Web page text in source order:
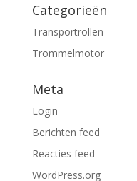
Categorieën
Transportrollen
Trommelmotor
Meta
Login
Berichten feed
Reacties feed
WordPress.org